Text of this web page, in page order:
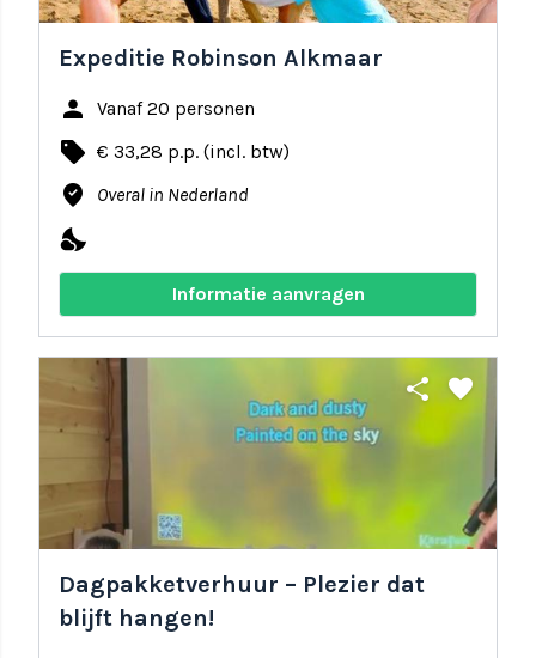
Expeditie Robinson Alkmaar
person Vanaf 20 personen
local_offer € 33,28 p.p. (incl. btw)
where_to_vote Overal in Nederland
nights_stay
Informatie aanvragen
share favorite
Dagpakketverhuur – Plezier dat
blijft hangen!